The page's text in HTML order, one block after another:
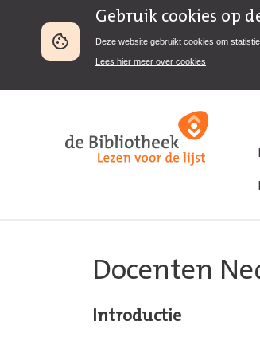
Gebruik cookies op
Deze website gebruikt cookies om
Lees hier meer over cookies
Docenten
Introductie